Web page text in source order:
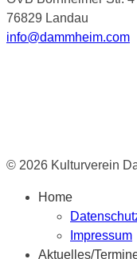
76829 Landau
info@dammheim.com
© 2026 Kulturverein
Home
Impressum
Aktuelles/